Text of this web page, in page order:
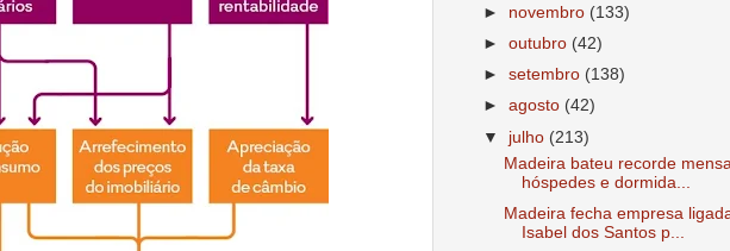
► novembro (133)
►outubro (42)
►setembro (138)
►agosto (42)
▼ julho (213)
Madeira bateu recorde
hóspedes e dormida...
Madeira fecha empresa
Isabel dos Santos p...